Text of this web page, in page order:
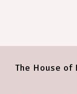
The House